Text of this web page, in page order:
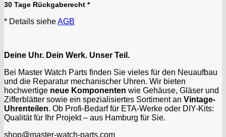
30 Tage Rückgaberecht *
* Details sieheAGB
Deine Uhr. Dein Werk. Unser Teil.
Bei Master Watch Parts finden Sie vieles für den Neuaufbau
und die Reparatur mechanischer Uhren. Wir bieten
hochwertige neue Komponenten wie Gehäuse, Gläser und
Zifferblätter sowie ein spezialisiertes Sortiment an Vintage-
Uhrenteilen. Ob Profi-Bedarf für ETA-Werke oder DIY-Kits:
Qualität für Ihr Projekt – aus Hamburg für Sie.
shop@master-watch-parts.com